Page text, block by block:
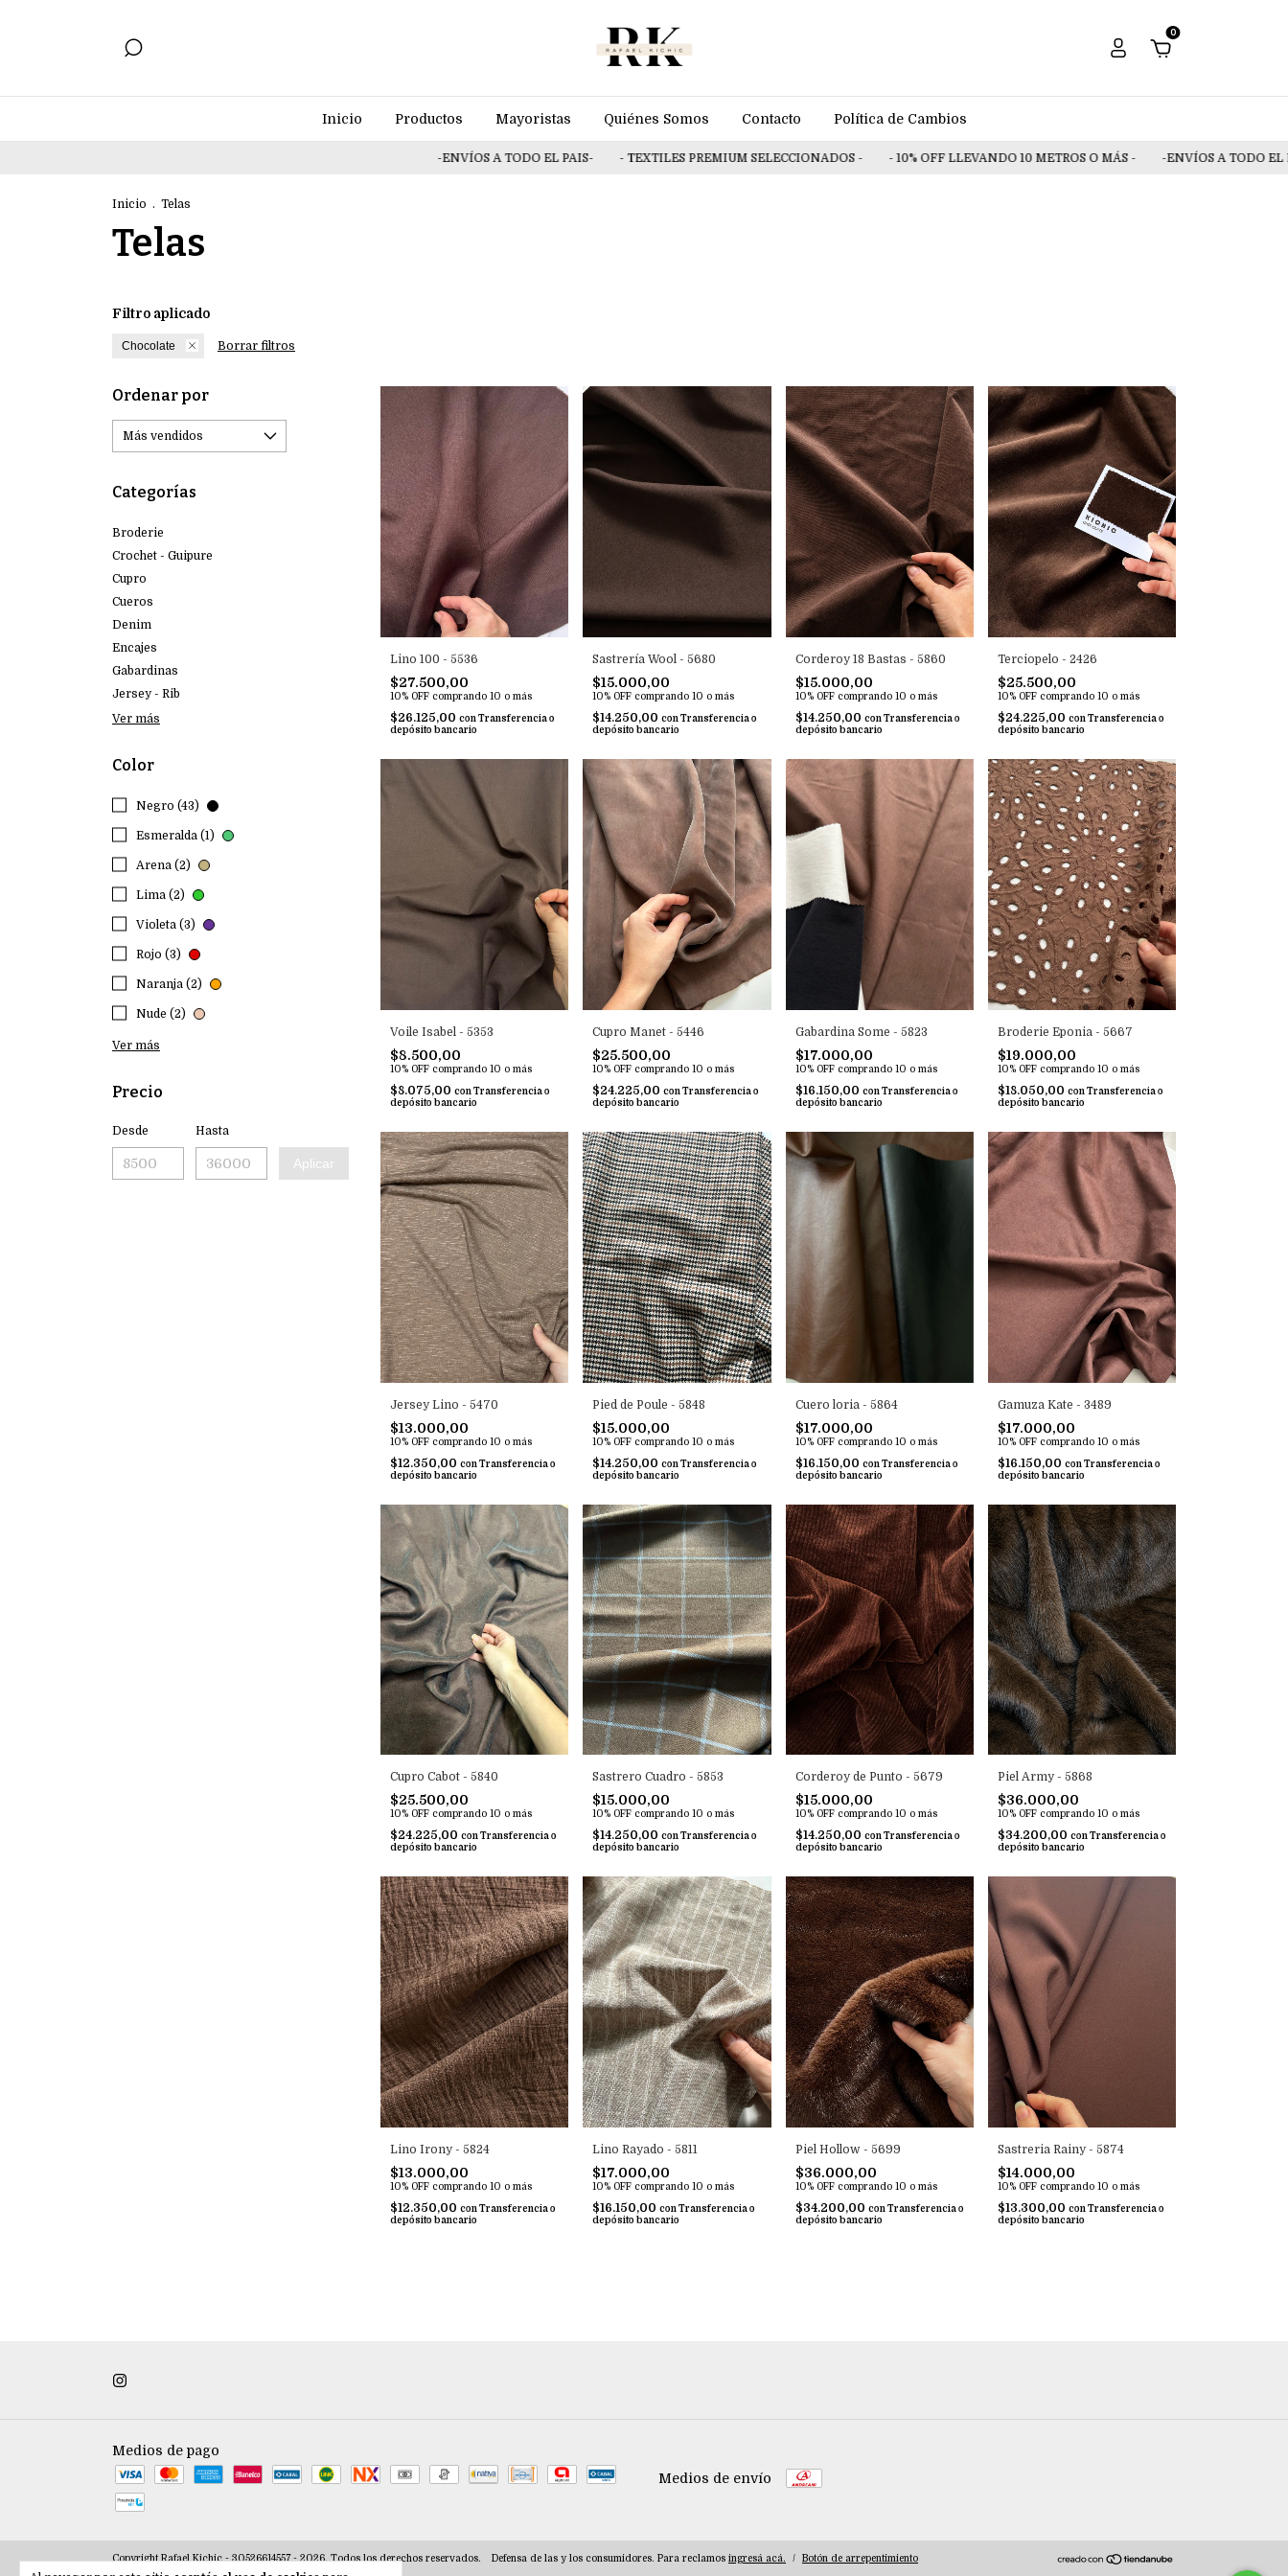
0
Inicio Productos Mayoristas Quiénes Somos Contacto Política de Cambios
-ENVÍOS A TODO EL PAIS- - TEXTILES PREMIUM SELECCIONADOS - - 10% OFF LLEVANDO 10 METROS O MÁS - -ENVÍOS A TODO EL PAIS-
Inicio . Telas
Telas
Filtro aplicado
Chocolate Borrar filtros
Ordenar por
Categorías
Broderie
Crochet - Guipure
Cupro
Cueros
Denim
Encajes
Gabardinas
Jersey - Rib
Ver más
Color
Negro (43)
Esmeralda (1)
Arena (2)
Lima (2)
Violeta (3)
Rojo (3)
Naranja (2)
Nude (2)
Ver más
Precio
Desde Hasta
Aplicar
Lino 100 - 5536
$27.500,00
10% OFF comprando 10 o más
$26.125,00 con Transferencia o
depósito bancario
Sastrería Wool - 5680
$15.000,00
10% OFF comprando 10 o más
$14.250,00con Transferencia o
depósito bancario
Corderoy 18 Bastas - 5860
$15.000,00
10% OFF comprando 10 o más
$14.250,00 con Transferencia o
depósito bancario
Terciopelo - 2426
$25.500,00
10% OFF comprando 10 o más
$24.225,00 con Transferencia o
depósito bancario
Voile Isabel - 5353
$8.500,00
10% OFF comprando 10 o más
$8.075,00 con Transferencia o
depósito bancario
Cupro Manet - 5446
$25.500,00
10% OFF comprando 10 o más
$24.225,00con Transferencia o
depósito bancario
Gabardina Some - 5823
$17.000,00
10% OFF comprando 10 o más
$16.150,00 con Transferencia o
depósito bancario
Broderie Eponia - 5667
$19.000,00
10% OFF comprando 10 o más
$18.050,00 con Transferencia o
depósito bancario
Jersey Lino - 5470
$13.000,00
10% OFF comprando 10 o más
$12.350,00 con Transferencia o
depósito bancario
Pied de Poule - 5848
$15.000,00
10% OFF comprando 10 o más
$14.250,00con Transferencia o
depósito bancario
Cuero loria - 5864
$17.000,00
10% OFF comprando 10 o más
$16.150,00 con Transferencia o
depósito bancario
Gamuza Kate - 3489
$17.000,00
10% OFF comprando 10 o más
$16.150,00 con Transferencia o
depósito bancario
Cupro Cabot - 5840
$25.500,00
10% OFF comprando 10 o más
$24.225,00 conTransferencia o
depósito bancario
Sastrero Cuadro - 5853
$15.000,00
10% OFF comprando 10 o más
$14.250,00con Transferencia o
depósito bancario
Corderoy de Punto - 5679
$15.000,00
10% OFF comprando 10 o más
$14.250,00 con Transferencia o
depósito bancario
Piel Army - 5868
$36.000,00
10% OFF comprando 10 o más
$34.200,00 con Transferencia o
depósito bancario
Lino Irony - 5824
$13.000,00
10% OFF comprando 10 o más
$12.350,00 con Transferencia o
depósito bancario
Lino Rayado - 5811
$17.000,00
10% OFF comprando 10 o más
$16.150,00con Transferencia o
depósito bancario
Piel Hollow - 5699
$36.000,00
10% OFF comprando 10 o más
$34.200,00 con Transferencia o
depósito bancario
Sastreria Rainy - 5874
$14.000,00
10% OFF comprando 10 o más
$13.300,00 con Transferencia o
depósito bancario
Medios de pago
Medios de envío
Copyright Rafael Kichic - 30526614557 - 2026. Todos los derechos reservados. Defensa de las y los consumidores. Para reclamos ingresá acá. / Botón de arrepentimiento